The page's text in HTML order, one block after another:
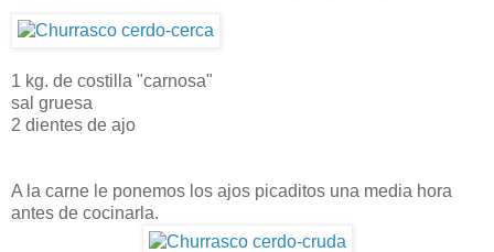
1 kg. de costilla "carnosa"
sal gruesa
2 dientes de ajo
A la carne le ponemos los ajos picaditos una media hora
antes de cocinarla.